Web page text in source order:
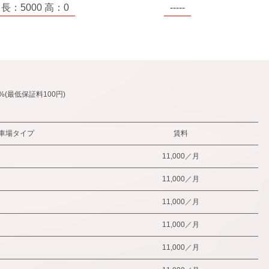
：5000 高：0 -----
最低保証料100円)
場タイプ 賃料
11,000／月
11,000／月
11,000／月
11,000／月
11,000／月